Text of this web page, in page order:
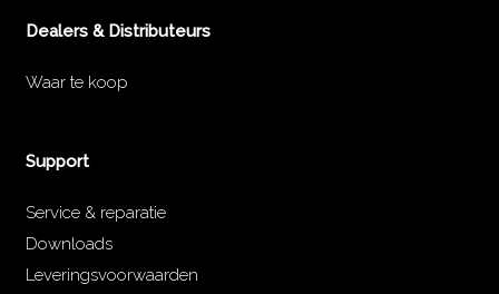
Dealers & Distributeurs
Waar te koop
Support
Service & reparatie
Downloads
Leveringsvoorwaarden